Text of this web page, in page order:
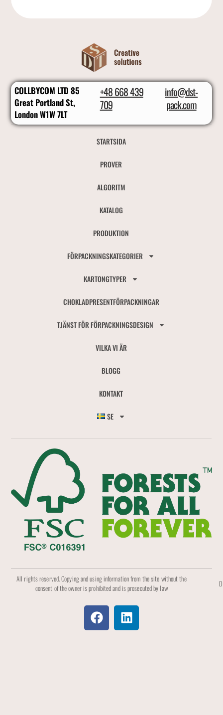
COLLBYCOM LTD 85
Great Portland St,
London W1W 7LT
+48 668 439
709
info@dst-
pack.com
STARTSIDA
PROVER
ALGORITM
KATALOG
PRODUKTION
FÖRPACKNINGSKATEGORIER
KARTONGTYPER
CHOKLADPRESENTFÖRPACKNINGAR
TJÄNST FÖR FÖRPACKNINGSDESIGN
VILKA VI ÄR
BLOGG
KONTAKT
SE
All rights reserved. Copying and using information from the site without the
consent of the owner is prohibited and is prosecuted by law